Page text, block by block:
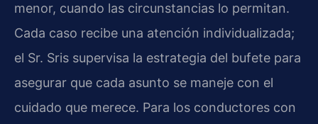
menor, cuando las circunstancias lo permitan.
Cada caso recibe una atención individualizada;
el Sr. Sris supervisa la estrategia del bufete para
asegurar que cada asunto se maneje con el
cuidado que merece. Para los conductores con